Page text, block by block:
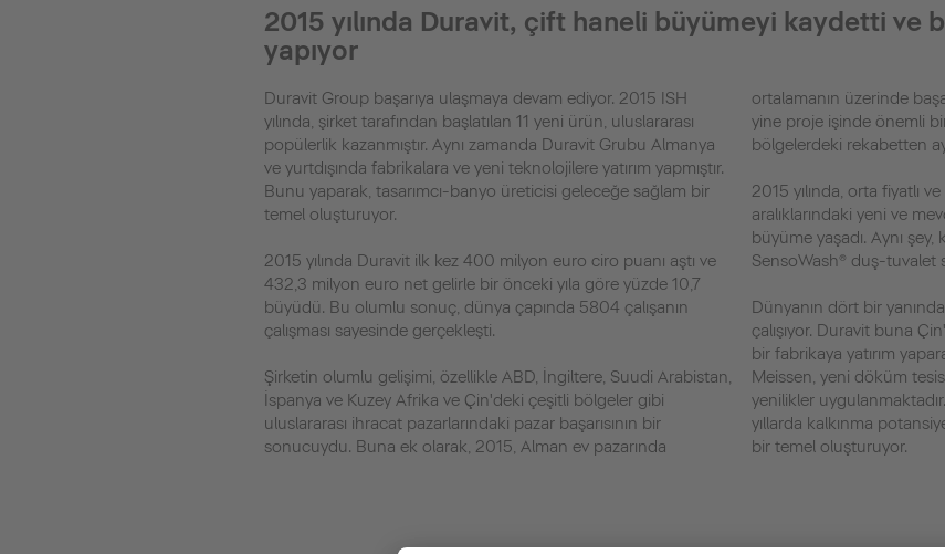
2015 yılında Duravit, çift haneli büyümeyi kaydetti ve
yapıyor
Duravit Group başarıya ulaşmaya devam ediyor. 2015 ISH
yılında, şirket tarafından başlatılan 11 yeni ürün, uluslararası
popülerlik kazanmıştır. Aynı zamanda Duravit Grubu Almanya
ve yurtdışında fabrikalara ve yeni teknolojilere yatırım yapmıştır.
Bunu yaparak, tasarımcı-banyo üreticisi geleceğe sağlam bir
temel oluşturuyor.
2015 yılında Duravit ilk kez 400 milyon euro ciro puanı aştı ve
432,3 milyon euro net gelirle bir önceki yıla göre yüzde 10,7
büyüdü. Bu olumlu sonuç, dünya çapında 5804 çalışanın
çalışması sayesinde gerçekleşti.
Şirketin olumlu gelişimi, özellikle ABD, İngiltere, Suudi Arabistan,
İspanya ve Kuzey Afrika ve Çin'deki çeşitli bölgeler gibi
uluslararası ihracat pazarlarındaki pazar başarısının bir
sonucuydu. Buna ek olarak, 2015, Alman ev pazarında
ortalamanın üzerinde
yine proje işinde önemli
bölgelerdeki rekabetten
2015 yılında, orta fiyatlı
aralıklarındaki yeni ve
büyüme yaşadı. Aynı
SensoWash® duş-tuvalet
Dünyanın dört bir
çalışıyor. Duravit buna
bir fabrikaya yatırım
Meissen, yeni döküm
yenilikler
yıllarda kalkınma
bir temel oluşturuyor.